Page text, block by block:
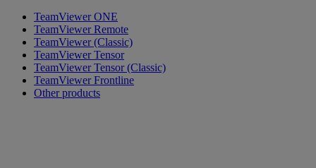
TeamViewer ONE
TeamViewer Remote
TeamViewer (Classic)
TeamViewer Tensor
TeamViewer Tensor (Classic)
TeamViewer Frontline
Other products